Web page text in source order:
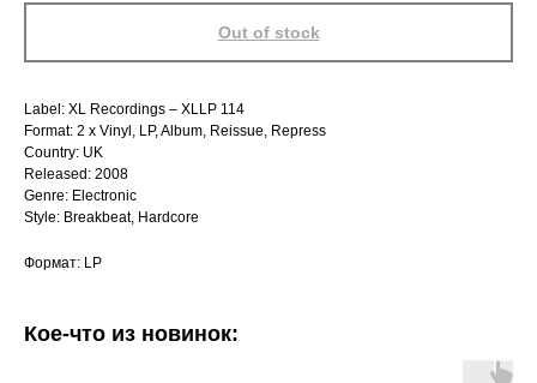
Out of stock
Label: XL Recordings – XLLP 114
Format: 2 x Vinyl, LP, Album, Reissue, Repress
Country: UK
Released: 2008
Genre: Electronic
Style: Breakbeat, Hardcore
Формат: LP
Кое-что из новинок: